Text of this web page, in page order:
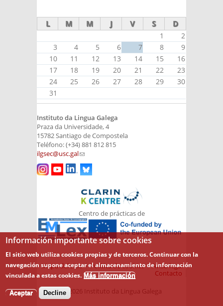
L M M J V S D
1
2
3
4 5 6 7 8
9
10
11 12 13 14 15
16
17
18 19 20 21 22
23
24
25 26 27 28 29
30
31
Instituto da Lingua Galega
Praza da Universidade, 4
15782 Santiago de Compostela
Teléfono: (+34) 881 812 815
ilgsec@usc.gal(link sends e-mail)
Centro de prácticas de
Aviso legal
Política de cookies
Mapa del sitio
Contacto
© 2026 Instituto da Lingua Galega
Información importante sobre cookies
El sitio web utiliza cookies propias y de terceros. Continuar con la
navegación supone aceptar el almacenamiento de información
vinculada a estas cookies. Más información
Aceptar Decline